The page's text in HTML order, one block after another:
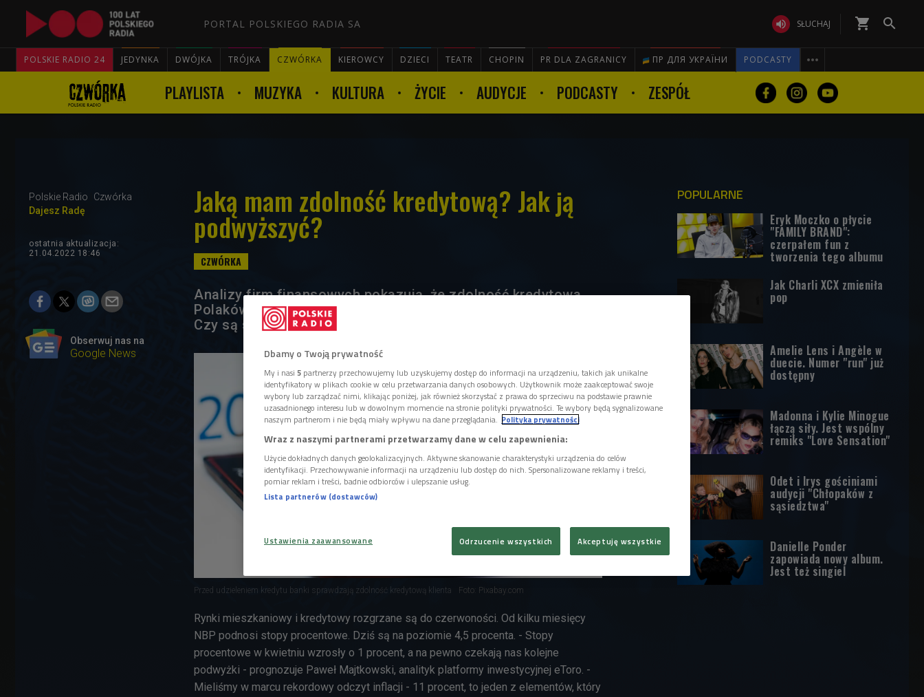
PORTAL POLSKIEGO RADIA SA  SŁUCHAJ shopping_cart 
POLSKIE RADIO 24 JEDYNKA DWÓJKA TRÓJKA CZWÓRKA KIEROWCY DZIECI TEATR CHOPIN PR DLA ZAGRANICY ПР ДЛЯ УКРАЇНИ PODCASTY 

PLAYLISTA MUZYKA KULTURA ŻYCIE AUDYCJE PODCASTY ZESPÓŁ
Polskie Radio
Czwórka
Dajesz Radę
Jaką mam zdolność kredytową? Jak ją
podwyższyć?
ostatnia aktualizacja:
21.04.2022 18:46
Obserwuj nas na
Google News
Analizy firm finansowych pokazują, że zdolność kredytowa
Polaków spadła w ostatnim czasie średnio o 20-25 procent.
Czy są sposoby, by ją podwyższyć?
Przed udzieleniem kredytu banki sprawdzają zdolność kredytową klienta Foto: Pixabay.com
Rynki mieszkaniowy i kredytowy rozgrzane są do czerwoności. Od kilku miesięcy
NBP podnosi stopy procentowe. Dziś są na poziomie 4,5 procenta. - Stopy
procentowe w kwietniu wzrosły o 1 procent, a na pewno czekają nas kolejne
podwyżki - prognozuje Paweł Majtkowski, analityk platformy inwestycyjnej eToro. -
Mieliśmy w marcu rekordowy odczyt inflacji - 11 procent, to jeden z elementów, który
POPULARNE
Eryk Moczko o płycie
"FAMILY BRAND":
czerpałem fun z
tworzenia tego albumu
Jak Charli XCX zmieniła
pop
Amelie Lens i Angèle w
duecie. Numer "run" już
dostępny
Madonna i Kylie Minogue
łączą siły. Jest wspólny
remiks "Love Sensation"
Odet i Irys gościniami
audycji "Chłopaków z
sąsiedztwa"
Danielle Ponder
zapowiada nowy album.
Jest też singiel
Dbamy o Twoją prywatność
My i nasi 5 partnerzy przechowujemy lub uzyskujemy dostęp do informacji na urządzeniu, takich jak unikalne
identyfikatory w plikach cookie w celu przetwarzania danych osobowych. Użytkownik może zaakceptować swoje
wybory lub zarządzać nimi, klikając poniżej, jak również skorzystać z prawa do sprzeciwu na podstawie prawnie
uzasadnionego interesu lub w dowolnym momencie na stronie polityki prywatności. Te wybory będą sygnalizowane
naszym partnerom i nie będą miały wpływu na dane przeglądania. Polityka prywatności
Wraz z naszymi partnerami przetwarzamy dane w celu zapewnienia:
Użycie dokładnych danych geolokalizacyjnych. Aktywne skanowanie charakterystyki urządzenia do celów
identyfikacji. Przechowywanie informacji na urządzeniu lub dostęp do nich. Spersonalizowane reklamy i treści,
pomiar reklam i treści, badnie odbiorców i ulepszanie usług.
Lista partnerów (dostawców)
Ustawienia zaawansowane Odrzucenie wszystkich Akceptuję wszystkie